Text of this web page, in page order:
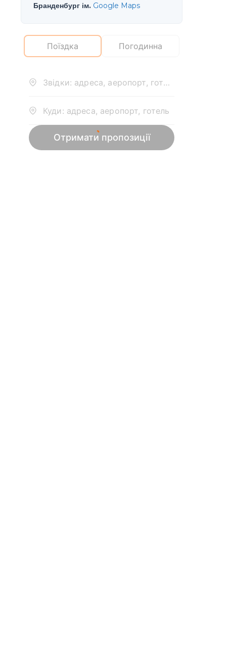
Бранденбург ім. Google Maps